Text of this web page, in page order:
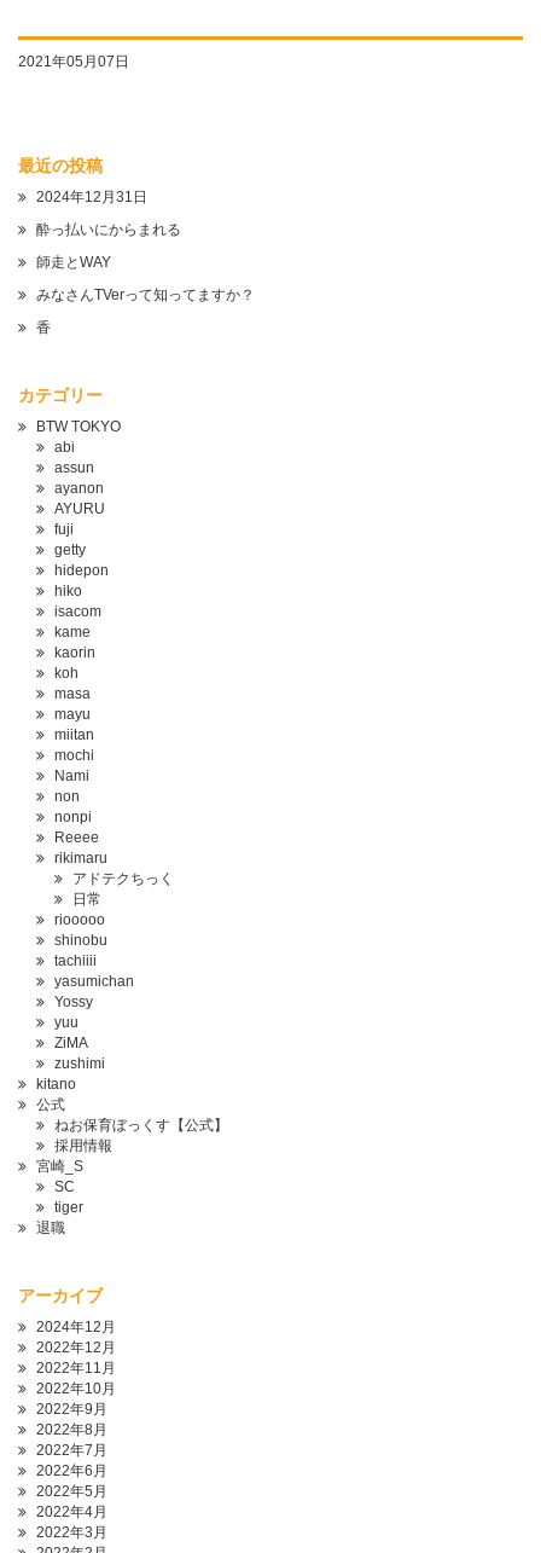
2021年05月07日
最近の投稿
2024年12月31日
酔っ払いにからまれる
師走とWAY
みなさんTVerって知ってますか？
香
カテゴリー
BTW TOKYO
abi
assun
ayanon
AYURU
fuji
getty
hidepon
hiko
isacom
kame
kaorin
koh
masa
mayu
miitan
mochi
Nami
non
nonpi
Reeee
rikimaru
アドテクちっく
日常
riooooo
shinobu
tachiiii
yasumichan
Yossy
yuu
ZiMA
zushimi
kitano
公式
ねお保育ぼっくす【公式】
採用情報
宮崎_S
SC
tiger
退職
アーカイブ
2024年12月
2022年12月
2022年11月
2022年10月
2022年9月
2022年8月
2022年7月
2022年6月
2022年5月
2022年4月
2022年3月